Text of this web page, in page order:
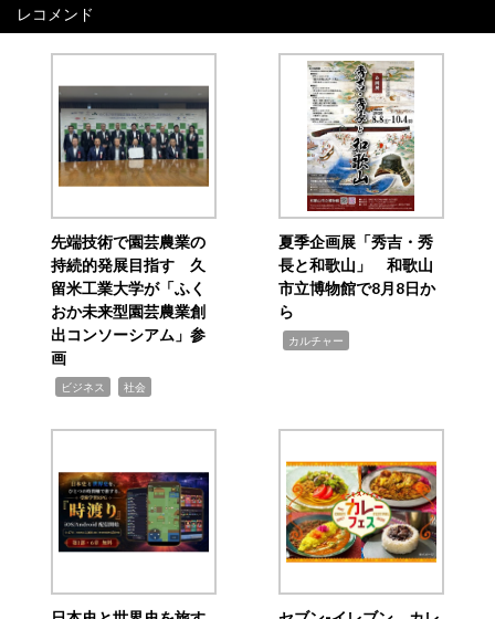
レコメンド
先端技術で園芸農業の
持続的発展目指す 久
留米工業大学が「ふく
おか未来型園芸農業創
出コンソーシアム」参
画
ビジネス 社会
夏季企画展「秀吉・秀
長と和歌山」 和歌山
市立博物館で8月8日か
ら
カルチャー